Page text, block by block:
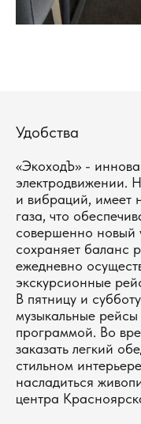
Удобства
«ЭкоходЪ» -
электродвижении.
и вибраций, имеет
газа, что
совершенно новый
сохраняет баланс
ежедневно
экскурсионные
В пятницу и
музыкальные
программой. Во
заказать легкий
стильном
насладиться
центра